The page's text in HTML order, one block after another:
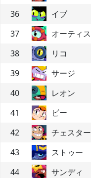
36
イブ
37
オーティス
38
リコ
39
サージ
40
レオン
41
ビー
42
チェスター
43
ストゥー
44
サンディ